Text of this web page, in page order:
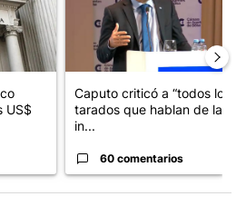
US$
Caputo criticó a “todos los
tarados que hablan de la
in...
60 comentarios